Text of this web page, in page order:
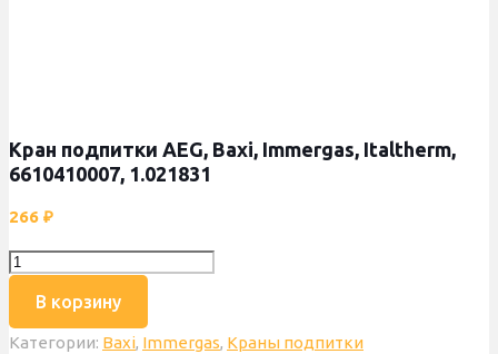
Кран подпитки AEG, Baxi, Immergas, Italtherm,
6610410007, 1.021831
266 ₽
Количество
подпитки
В корзину
Категории: Baxi, Immergas, Краны подпитки